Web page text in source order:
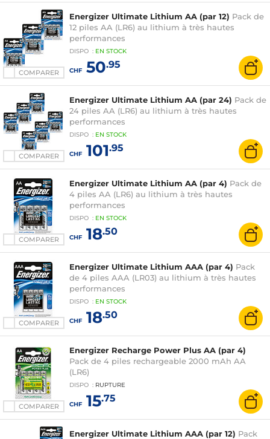
COMPARER
Energizer Ultimate Lithium AA (par 12) Pack de
12 piles AA (LR6) au lithium à très hautes
performances
DISPO : EN STOCK
CHF50.95
COMPARER
Energizer Ultimate Lithium AA (par 24) Pack de
24 piles AA (LR6) au lithium à très hautes
performances
DISPO : EN STOCK
CHF101.95
COMPARER
Energizer Ultimate Lithium AA (par 4) Pack de
4 piles AA (LR6) au lithium à très hautes
performances
DISPO : EN STOCK
CHF18.50
COMPARER
Energizer Ultimate Lithium AAA (par 4) Pack
de 4 piles AAA (LR03) au lithium à très hautes
performances
DISPO : EN STOCK
CHF18.50
COMPARER
Energizer Recharge Power Plus AA (par 4)
Pack de 4 piles rechargeable 2000 mAh AA
(LR6)
DISPO : RUPTURE
CHF15.75
Energizer Ultimate Lithium AAA (par 12) Pack